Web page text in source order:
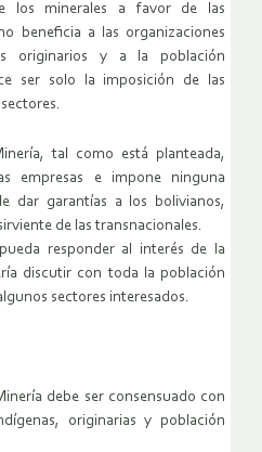
los minerales a favor de las
beneficia a las organizaciones
originarios y a la población
ser solo la imposición de las
tal como está planteada,
empresas e impone ninguna
dar garantías a los bolivianos,
de las transnacionales.
responder al interés de la
discutir con toda la población
sectores interesados.
debe ser consensuado con
originarias y población